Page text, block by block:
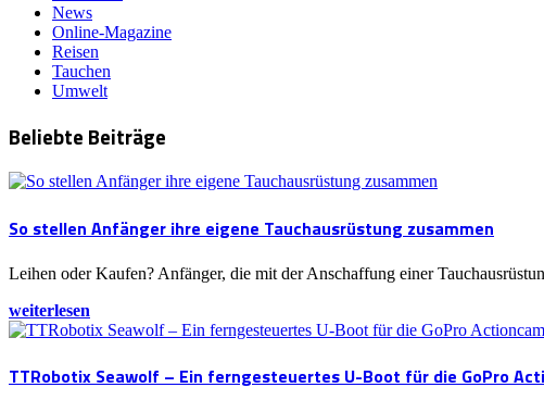
News
Online-Magazine
Reisen
Tauchen
Umwelt
Beliebte Beiträge
So stellen Anfänger ihre eigene Tauchausrüstung zusammen
Leihen oder Kaufen? Anfänger, die mit der Anschaffung einer
weiterlesen
TTRobotix Seawolf – Ein ferngesteuertes U-Boot für die GoPro